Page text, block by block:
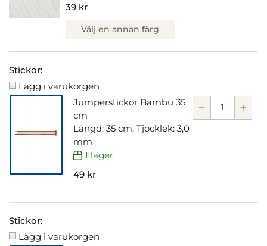
39 kr
Välj en annan färg
Stickor:
Lägg i varukorgen
Jumperstickor Bambu 35
cm
Längd: 35 cm, Tjocklek: 3,0
mm
I lager
49 kr
Stickor:
Lägg i varukorgen